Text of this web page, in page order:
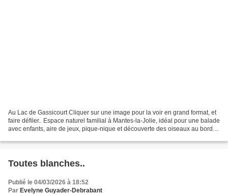
Au Lac de Gassicourt Cliquer sur une image pour la voir en grand format, et
faire défiler.. Espace naturel familial à Mantes-la-Jolie, idéal pour une balade
avec enfants, aire de jeux, pique-nique et découverte des oiseaux au bord
Toutes blanches..
Publié le 04/03/2026 à 18:52
Par Evelyne Guyader-Debrabant